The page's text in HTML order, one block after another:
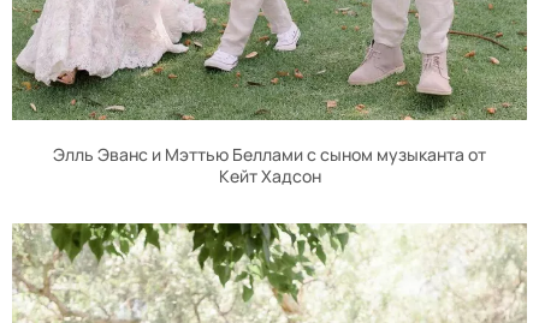
Элль Эванс и Мэттью Беллами с сыном музыканта от
Кейт Хадсон